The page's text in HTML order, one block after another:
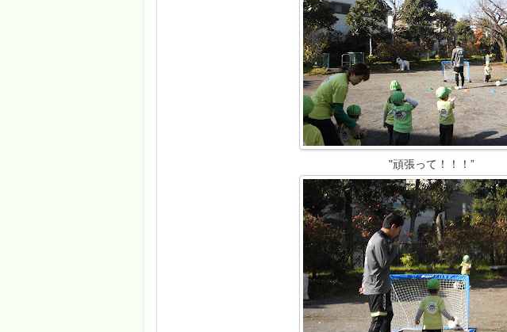
"頑張って！！！”